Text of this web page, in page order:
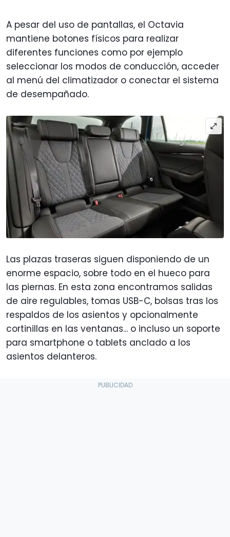
A pesar del uso de pantallas, el Octavia
mantiene botones físicos para realizar
diferentes funciones como por ejemplo
seleccionar los modos de conducción, acceder
al menú del climatizador o conectar el sistema
de desempañado.
Las plazas traseras siguen disponiendo de un
enorme espacio, sobre todo en el hueco para
las piernas. En esta zona encontramos salidas
de aire regulables, tomas USB-C, bolsas tras los
respaldos de los asientos y opcionalmente
cortinillas en las ventanas... o incluso un soporte
para smartphone o tablets anclado a los
asientos delanteros.